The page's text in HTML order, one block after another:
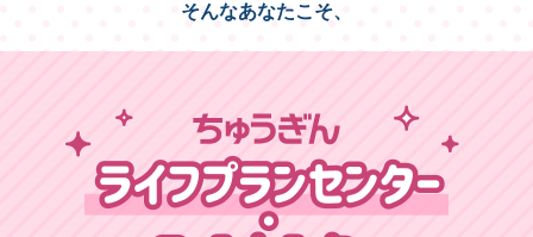
そんなあなたこそ、